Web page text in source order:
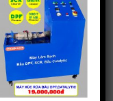
trí sử dụng.
vào khe hẹp.